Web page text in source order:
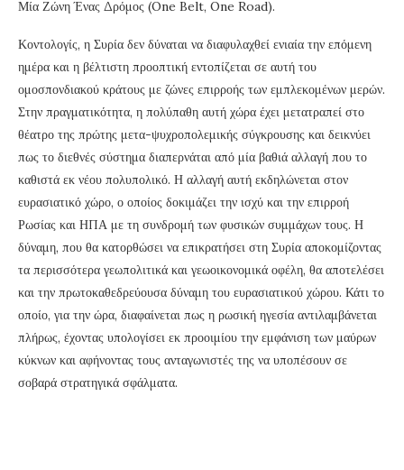
Μία Ζώνη Ένας Δρόμος (One Belt, One Road).
Κοντολογίς, η Συρία δεν δύναται να διαφυλαχθεί ενιαία την επόμενη
ημέρα και η βέλτιστη προοπτική εντοπίζεται σε αυτή του
ομοσπονδιακού κράτους με ζώνες επιρροής των εμπλεκομένων μερών.
Στην πραγματικότητα, η πολύπαθη αυτή χώρα έχει μετατραπεί στο
θέατρο της πρώτης μετα-ψυχροπολεμικής σύγκρουσης και δεικνύει
πως το διεθνές σύστημα διαπερνάται από μία βαθιά αλλαγή που το
καθιστά εκ νέου πολυπολικό. Η αλλαγή αυτή εκδηλώνεται στον
ευρασιατικό χώρο, ο οποίος δοκιμάζει την ισχύ και την επιρροή
Ρωσίας και ΗΠΑ με τη συνδρομή των φυσικών συμμάχων τους. Η
δύναμη, που θα κατορθώσει να επικρατήσει στη Συρία αποκομίζοντας
τα περισσότερα γεωπολιτικά και γεωοικονομικά οφέλη, θα αποτελέσει
και την πρωτοκαθεδρεύουσα δύναμη του ευρασιατικού χώρου. Κάτι το
οποίο, για την ώρα, διαφαίνεται πως η ρωσική ηγεσία αντιλαμβάνεται
πλήρως, έχοντας υπολογίσει εκ προοιμίου την εμφάνιση των μαύρων
κύκνων και αφήνοντας τους ανταγωνιστές της να υποπέσουν σε
σοβαρά στρατηγικά σφάλματα.